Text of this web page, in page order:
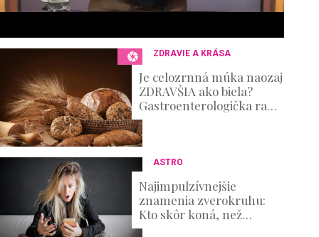
ZDRAVIE A KRÁSA
Je celozrnná múka naozaj
ZDRAVŠIA ako biela?
Gastroenterologička radí,
ako z pečiva vyťažiť
maximum
ASTRO
Najimpulzívnejšie
znamenia zverokruhu:
Kto skôr koná, než
premýšľa nad